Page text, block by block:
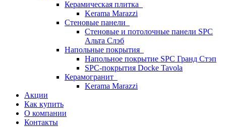
Керамическая плитка
Kerama Marazzi
Стеновые панели
Стеновые и потолочные панели SPC
Альта Слэб
Напольные покрытия
Напольное покрытие SPC Гранд Стэп
SPC-покрытия Docke Tavola
Керамогранит
Kerama Marazzi
Акции
Как купить
О компании
Контакты